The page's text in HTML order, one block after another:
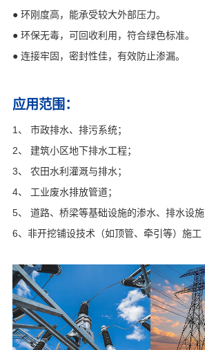
● 环刚度高，能承受较大外部压力。
● 环保无毒，可回收利用，符合绿色标准。
● 连接牢固，密封性佳，有效防止渗漏。
应用范围：
1、 市政排水、排污系统；
2、 建筑小区地下排水工程；
3、 农田水利灌溉与排水；
4、 工业废水排放管道；
5、 道路、桥梁等基础设施的渗水、排水设施
6、非开挖铺设技术（如顶管、牵引等）施工